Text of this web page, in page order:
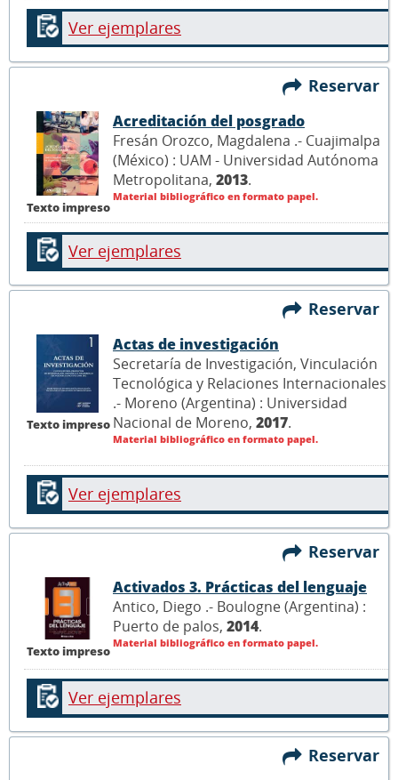
Ver ejemplares
Reservar
Texto impreso
Acreditación del posgrado
Fresán Orozco, Magdalena .- Cuajimalpa
(México) : UAM - Universidad Autónoma
Metropolitana, 2013.
Material bibliográfico en formato papel.
Ver ejemplares
Reservar
Texto impreso
Actas de investigación
Secretaría de Investigación, Vinculación
Tecnológica y Relaciones Internacionales
.- Moreno (Argentina) : Universidad
Nacional de Moreno, 2017.
Material bibliográfico en formato papel.
Ver ejemplares
Reservar
Texto impreso
Activados 3. Prácticas del lenguaje
Antico, Diego .- Boulogne (Argentina) :
Puerto de palos, 2014.
Material bibliográfico en formato papel.
Ver ejemplares
Reservar